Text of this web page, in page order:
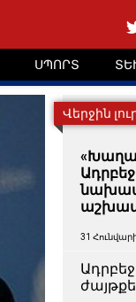
ՍՊՈՐՏ
Վերջին
31